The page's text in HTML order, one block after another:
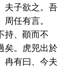
夫子欲之。吾
任有言。
持、顚而不
矣。虎兕出於
冉有曰、今夫